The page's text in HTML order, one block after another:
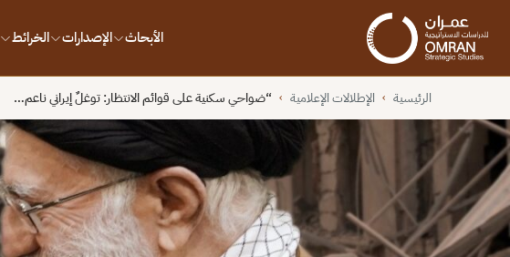
الأبحاث الإصدارات الخرائط
الرئيسية › الإطلالات الإعلامية › “ضواحي سكنية على قوائم الانتظار: توغلٌ إيراني ناعم…